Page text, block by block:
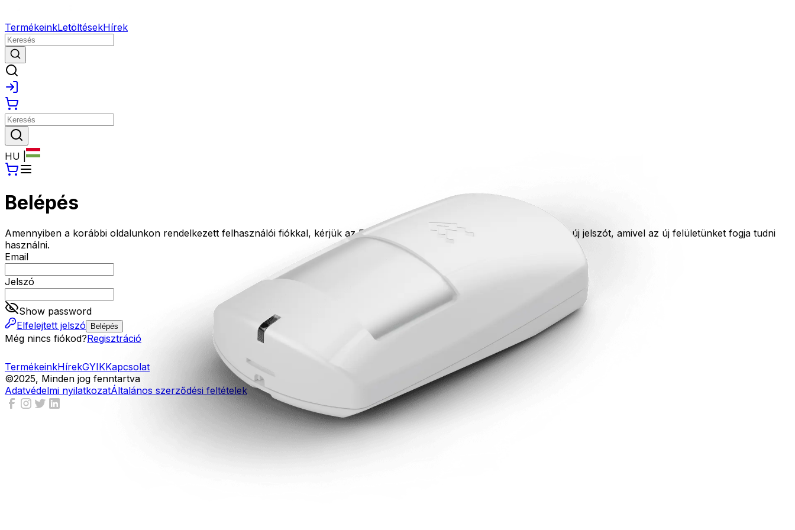
TermékeinkLetöltésekHírek
HU
Belépés
Amennyiben a korábbi oldalunkon rendelkezett felhasználói fiókkal, kérjük az Elfelejtett jelszó funkció segítségével igényeljen új jelszót, amivel az új felületünket fogja tudni
használni.
Email
Jelszó
Show password
Elfelejtett jelszó
Belépés
Még nincs fiókod?Regisztráció
TermékeinkHírekGYIKKapcsolat
©2025, Minden jog fenntartva
Adatvédelmi nyilatkozatÁltalános szerződési feltételek